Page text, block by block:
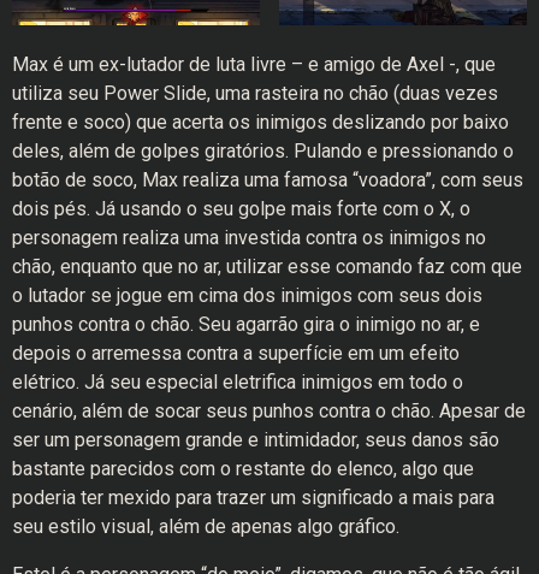
Max é um ex-lutador de luta livre – e amigo de Axel -, que
utiliza seu Power Slide, uma rasteira no chão (duas vezes
frente e soco) que acerta os inimigos deslizando por baixo
deles, além de golpes giratórios. Pulando e pressionando o
botão de soco, Max realiza uma famosa “voadora”, com seus
dois pés. Já usando o seu golpe mais forte com o X, o
personagem realiza uma investida contra os inimigos no
chão, enquanto que no ar, utilizar esse comando faz com que
o lutador se jogue em cima dos inimigos com seus dois
punhos contra o chão. Seu agarrão gira o inimigo no ar, e
depois o arremessa contra a superfície em um efeito
elétrico. Já seu especial eletrifica inimigos em todo o
cenário, além de socar seus punhos contra o chão. Apesar de
ser um personagem grande e intimidador, seus danos são
bastante parecidos com o restante do elenco, algo que
poderia ter mexido para trazer um significado a mais para
seu estilo visual, além de apenas algo gráfico.